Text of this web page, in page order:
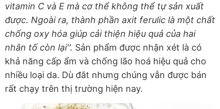
vitamin C và E mà cơ thể không thể tự sản xuất
được. Ngoài ra, thành phần axit ferulic là một chất
chống oxy hóa giúp cải thiện hiệu quả của hai
nhân tố còn lại''. Sản phẩm được nhận xét là có
khả năng cấp ẩm và chống lão hoá hiệu quả cho
nhiều loại da. Dù đắt nhưng chúng vẫn được bán
rất chạy trên thị trường hiện nay.